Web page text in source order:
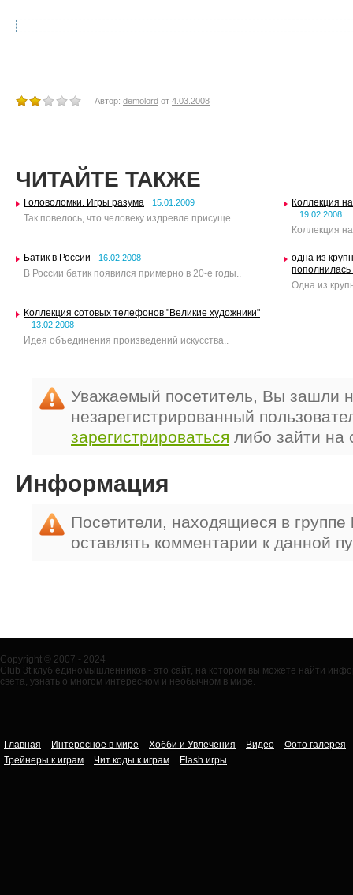
Автор: demolord от 4.03.2008
ЧИТАЙТЕ ТАКЖЕ
Головоломки. Игры разума 15.01.2009
Так повелось, что человеку издревле присуще..
Коллекция
19.02.2008
Коллекция
Батик в России 16.02.2008
В России батик появился примерно в 20-е годы..
одна из
Одна из
Коллекция сотовых телефонов "Великие художники"
13.02.2008
Идея объединения произведений искусства..
Уважаемый посетитель, Вы зашли
незарегистрированный
зарегистрироваться либо зайти на
Информация
Посетители, находящиеся в группе
оставлять комментарии к данной
Copyright © 2007 - 2024
Club 3t клуб единомышленников - это сайт, на котором вы можете найти
света, узнать о многом интересном и необычном в мире.
Главная Интересное в мире Хобби и Увлечения Видео
Фото галерея
Трейнеры к играм
Чит коды к играм Flash игры